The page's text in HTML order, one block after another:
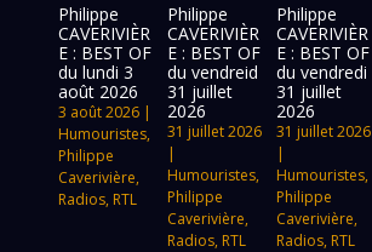
Philippe
CAVERIVIÈR
E : BEST OF
du lundi 3
août 2026
3 août 2026 |
Humouristes,
Philippe
Caverivière,
Radios, RTL
Philippe
CAVERIVIÈR
E : BEST OF
du vendreid
31 juillet
2026
31 juillet 2026
|
Humouristes,
Philippe
Caverivière,
Radios, RTL
Philippe
CAVERIVIÈR
E : BEST OF
du vendredi
31 juillet
2026
31 juillet 2026
|
Humouristes,
Philippe
Caverivière,
Radios, RTL